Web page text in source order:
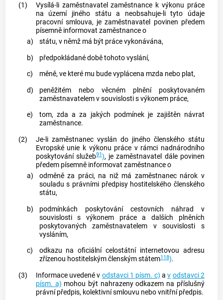
(1) Vysílá-li zaměstnavatel zaměstnance k výkonu práce
na území jiného státu a neobsahuje-li tyto údaje
pracovní smlouva, jezaměstnavatel
povinen předem
písemně informovat zaměstnanceo
a)
státu, v němž má být práce vykonávána,
b)
předpokládané době tohoto vyslání,
c)
měně, ve které mu bude vyplácena mzda nebo plat,
d)
peněžitém nebo věcném plnění poskytovaném
zaměstnavatelemv souvislosti s výkonem práce,
e)
tom, zda a za jakých podmínek je zajištěn návrat
zaměstnance.
(2)
Je-li zaměstnanecvyslán do jiného členského státu
Evropské unie k výkonu práce v rámci nadnárodního
poskytování služeb91), jezaměstnavatel dále povinen
předem písemně informovat zaměstnanceo
a)
odměně za práci, na niž má zaměstnanecnárok v
souladu s právními předpisy hostitelského členského
státu,
b)
podmínkách poskytování cestovních náhrad v
souvislosti s výkonem práce a dalších plněních
poskytovanýchzaměstnavatelem v souvislosti s
vysláním,
c)
odkazu na oficiální celostátní internetovou adresu
zřízenou hostitelským členským státem118).
(3)
Informace uvedené v odstavci 1 písm. c) av odstavci 2
písm. a) mohou být nahrazeny odkazem na příslušný
právní předpis, kolektivní smlouvu nebo vnitřní předpis.